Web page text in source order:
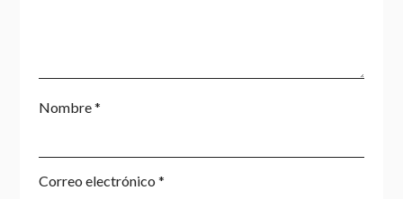
Nombre*
Correo electrónico *